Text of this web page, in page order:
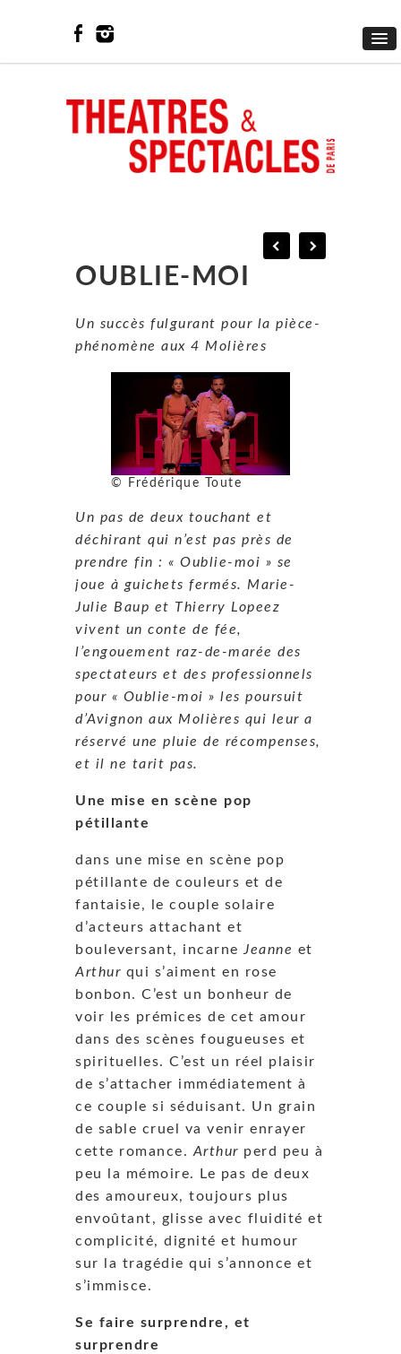
OUBLIE-MOI
Un succès fulgurant pour la pièce-
phénomène aux 4 Molières
© Frédérique Toute
Un pas de deux touchant et
déchirant qui n’est pas près de
prendre fin : « Oublie-moi » se
joue à guichets fermés. Marie-
Julie Baup et Thierry Lopeez
vivent un conte de fée,
l’engouement raz-de-marée des
spectateurs et des professionnels
pour « Oublie-moi » les poursuit
d’Avignon aux Molières qui leur a
réservé une pluie de récompenses,
et il ne tarit pas.
Une mise en scène pop
pétillante
dans une mise en scène pop
pétillante de couleurs et de
fantaisie, le couple solaire
d’acteurs attachant et
bouleversant, incarne Jeanne et
Arthur qui s’aiment en rose
bonbon. C’est un bonheur de
voir les prémices de cet amour
dans des scènes fougueuses et
spirituelles. C’est un réel plaisir
de s’attacher immédiatement à
ce couple si séduisant. Un grain
de sable cruel va venir enrayer
cette romance. Arthur perd peu à
peu la mémoire. Le pas de deux
des amoureux, toujours plus
envoûtant, glisse avec fluidité et
complicité, dignité et humour
sur la tragédie qui s’annonce et
s’immisce.
Se faire surprendre, et
surprendre